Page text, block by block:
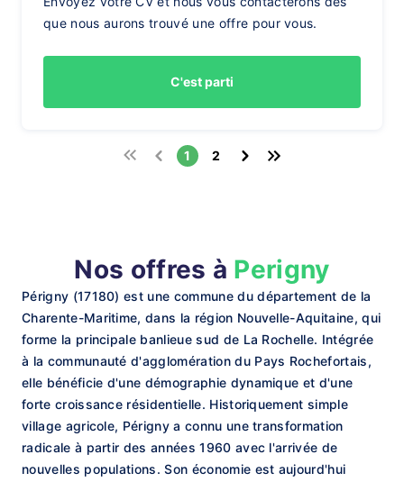
que nous aurons trouvé une offre pour vous.
C'est parti
1 2
Nos offres à Perigny
Périgny (17180) est une commune du département de la
Charente-Maritime, dans la région Nouvelle-Aquitaine, qui
forme la principale banlieue sud de La Rochelle. Intégrée
à la communauté d'agglomération du Pays Rochefortais,
elle bénéficie d'une démographie dynamique et d'une
forte croissance résidentielle. Historiquement simple
village agricole, Périgny a connu une transformation
radicale à partir des années 1960 avec l'arrivée de
nouvelles populations. Son économie est aujourd'hui